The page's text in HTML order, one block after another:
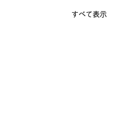
すべて表示